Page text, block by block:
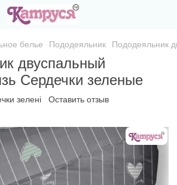
белье Пододеяльник Пододеяльник
двуспальный
Сердечки зеленые
зелені Оставить отзыв